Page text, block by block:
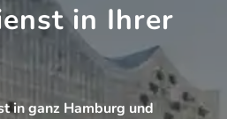
in Ihrer
in ganz Hamburg und